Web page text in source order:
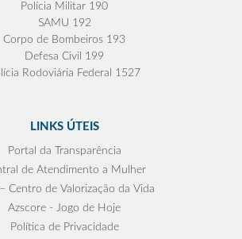
Polícia Militar 190
SAMU 192
Corpo de Bombeiros 193
Defesa Civil 199
Rodoviária Federal 1527
LINKS ÚTEIS
Portal da Transparência
de Atendimento a Mulher
Centro de Valorização da Vida
Azscore - Jogo de Hoje
Política de Privacidade